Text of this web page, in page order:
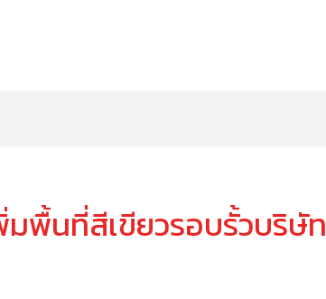
พื้นที่สีเขียวรอบรั้วบริษัท